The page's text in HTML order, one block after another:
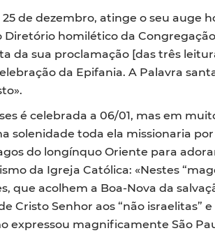
de dezembro, atinge o seu auge
homilético da
da sua proclamação [das três
da Epifania. A Palavra
é celebrada a 06/01, mas em
solenidade toda ela missionaria
do longínquo Oriente para
da Igreja Católica: «Nestes
que acolhem a Boa-Nova da
Cristo Senhor aos “não
expressou magnificamente São